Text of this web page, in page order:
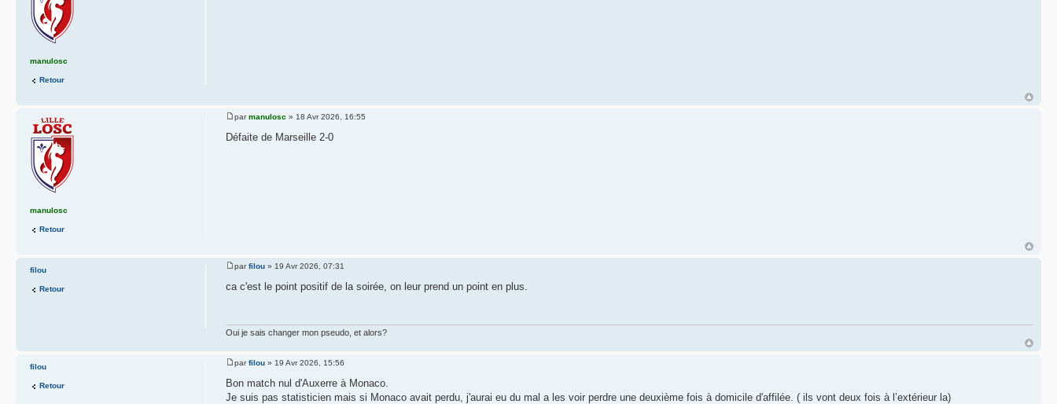
manulosc
Retour
parmanulosc » 18 Avr 2026, 16:55
Défaite de Marseille 2-0
manulosc
Retour
parfilou» 19 Avr 2026, 07:31
ca c'est le point positif de la soirée, on leur prend un point en plus.
Oui je sais changer mon pseudo, et alors?
filou
Retour
parfilou» 19 Avr 2026, 15:56
Bon match nul d'Auxerre à Monaco.
Je suis pas statisticien mais si Monaco avait perdu, j'aurai eu du mal a les voir perdre une deuxième fois à domicile d'affilée. ( ils vont deux fois à l’extérieur la)
filou
Retour